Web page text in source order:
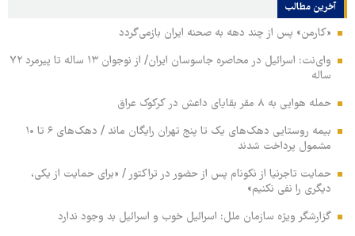
آخرین مطالب
«کارمن» پس از چند دهه به صحنه ایران بازمی‌گردد
وای‌نت: اسرائیل در محاصره جاسوسان ایران/ از نوجوان ۱۳ ساله تا پیرمرد ۷۲
ساله
حمله هوایی به ۸ مقر بقایای داعش در کرکوک عراق
بیمه روستایی دهک‌های یک تا پنج تهران رایگان ماند / دهک‌های ۶ تا ۱۰
مشمول پرداخت شدند
حمایت تاجرنیا از نکونام پس از حضور در تراکتور / «برای حمایت از یکی،
دیگری را نفی نکنیم»
گزارشگر ویژه سازمان ملل: اسرائیل خوب و اسرائیل بد وجود ندارد